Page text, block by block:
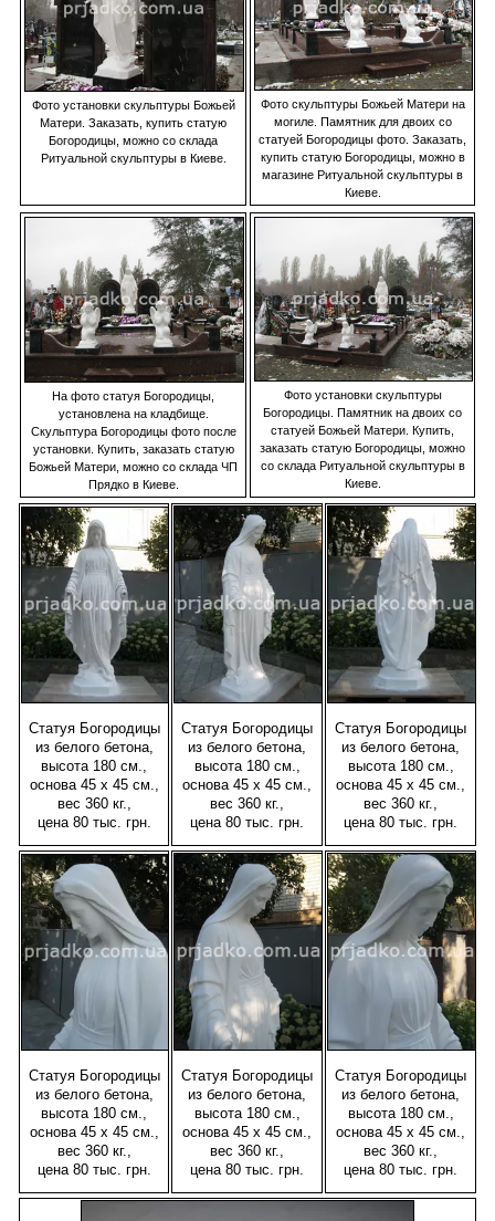
Фото установки скульптуры Божьей
Матери. Заказать, купить статую
Богородицы, можно со склада
Ритуальной скульптуры в Киеве.
Фото скульптуры Божьей Матери на
могиле. Памятник для двоих со
статуей Богородицы фото. Заказать,
купить статую Богородицы, можно в
магазине Ритуальной скульптуры в
Киеве.
На фото статуя Богородицы,
установлена на кладбище.
Скульптура Богородицы фото после
установки. Купить, заказать статую
Божьей Матери, можно со склада ЧП
Прядко в Киеве.
Фото установки скульптуры
Богородицы. Памятник на двоих со
статуей Божьей Матери. Купить,
заказать статую Богородицы, можно
со склада Ритуальной скульптуры в
Киеве.
Статуя Богородицы
из белого бетона,
высота 180 см.,
основа 45 х 45 см.,
вес 360 кг.,
цена 80 тыс. грн.
Статуя Богородицы
из белого бетона,
высота 180 см.,
основа 45 х 45 см.,
вес 360 кг.,
цена 80 тыс. грн.
Статуя Богородицы
из белого бетона,
высота 180 см.,
основа 45 х 45 см.,
вес 360 кг.,
цена 80 тыс. грн.
Статуя Богородицы
из белого бетона,
высота 180 см.,
основа 45 х 45 см.,
вес 360 кг.,
цена 80 тыс. грн.
Статуя Богородицы
из белого бетона,
высота 180 см.,
основа 45 х 45 см.,
вес 360 кг.,
цена 80 тыс. грн.
Статуя Богородицы
из белого бетона,
высота 180 см.,
основа 45 х 45 см.,
вес 360 кг.,
цена 80 тыс. грн.